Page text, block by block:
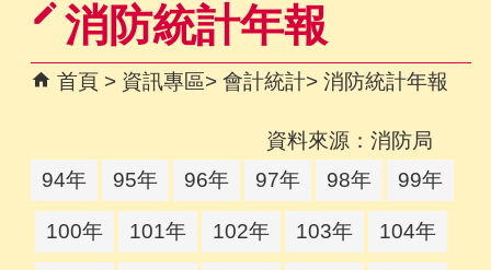
消防統計年報
首頁 資訊專區 會計統計 消防統計年報
資料來源：消防局
94年
95年 96年 97年 98年 99年
100年 101年 102年 103年 104年